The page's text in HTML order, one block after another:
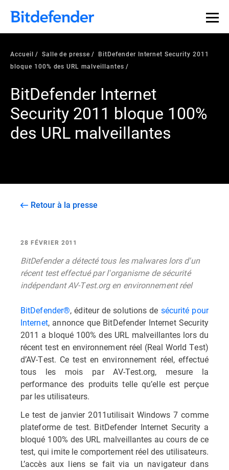
Accueil Salle de presse
BitDefender Internet Security 2011
bloque 100% des URL malveillantes
BitDefender Internet
Security 2011 bloque 100%
des URL malveillantes
Retour à la presse
28 FÉVRIER 2011
BitDefender a détecté tous les malwares lors d'un
récent test effectué par l'organisme de sécurité
indépendant AV-Test.org en environnement réel
BitDefender®, éditeur de solutions de sécurité pour
Internet, annonce que BitDefender Internet Security
2011 a bloqué 100% des URL malveillantes lors du
récent test en environnement réel (Real World Test)
d’AV-Test. Ce test en environnement réel, effectué
tous les mois par AV-Test.org, mesure la
performance des produits telle qu’elle est perçue
par les utilisateurs.
Le test de janvier 2011utilisait Windows 7 comme
plateforme de test. BitDefender Internet Security a
bloqué 100% des URL malveillantes au cours de ce
test, qui imite le comportement réel des utilisateurs.
L’accès aux liens se fait via un navigateur dans